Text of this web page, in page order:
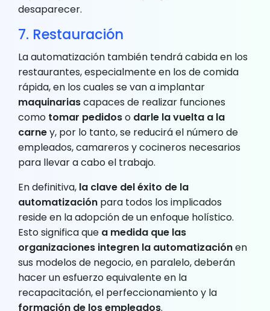
desaparecer.
7. Restauración
La automatización también tendrá cabida en los
restaurantes, especialmente en los de comida
rápida, en los cuales se van a implantar
maquinariascapaces de realizar funciones
como tomar pedidoso darle la vuelta a la
carney, por lo tanto, se reducirá el número de
empleados, camareros y cocineros necesarios
para llevar a cabo el trabajo.
En definitiva, la clave del éxito de la
automatización para todos los implicados
reside en la adopción de un enfoque holístico.
Esto significa que a medida que las
organizaciones integren la automatizaciónen
sus modelos de negocio, en paralelo, deberán
hacer un esfuerzo equivalente en la
recapacitación, el perfeccionamiento y la
formación de los empleados.